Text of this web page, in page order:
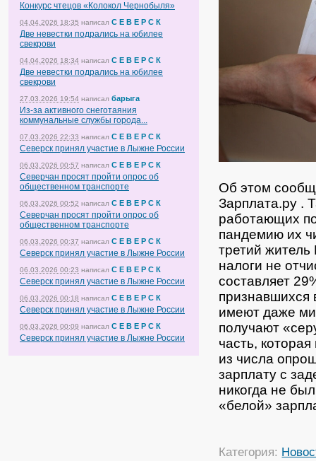
Конкурс чтецов «Колокол Чернобыля»
04.04.2026 18:35 написал С Е В Е Р С К
Две невестки подрались на юбилее
свекрови
04.04.2026 18:34 написал С Е В Е Р С К
Две невестки подрались на юбилее
свекрови
27.03.2026 19:54 написал барыга
Из-за активного снеготаяния
коммунальные службы города...
07.03.2026 22:33 написал С Е В Е Р С К
Северск принял участие в Лыжне России
06.03.2026 00:57 написал С Е В Е Р С К
Северчан просят пройти опрос об
общественном транспорте
06.03.2026 00:52 написал С Е В Е Р С К
Северчан просят пройти опрос об
общественном транспорте
06.03.2026 00:37 написал С Е В Е Р С К
Северск принял участие в Лыжне России
06.03.2026 00:23 написал С Е В Е Р С К
Северск принял участие в Лыжне России
06.03.2026 00:18 написал С Е В Е Р С К
Северск принял участие в Лыжне России
06.03.2026 00:09 написал С Е В Е Р С К
Северск принял участие в Лыжне России
Об этом
Зарплата.ру .
работающих
пандемию их
третий житель
налоги не
составляет
признавшихся
имеют даже
получают
часть,
из числа
зарплату с
никогда не
«белой»
Категория: